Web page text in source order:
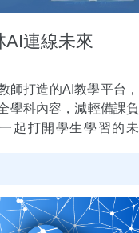
AI連線未來
師打造的AI教學平台，
學科內容，減輕備課負
起打開學生學習的未